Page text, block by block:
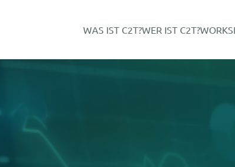
WAS IST C2T?WER IST C2T?